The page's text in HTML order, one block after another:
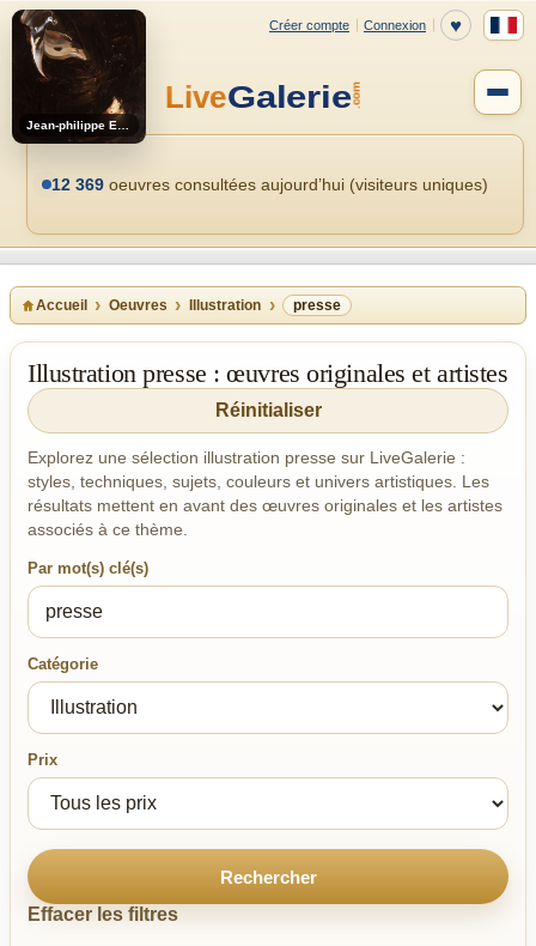
Jean-philippe Estebenet
12 369 oeuvres consultées aujourd’hui (visiteurs uniques)
Accueil Oeuvres Illustration presse
Illustration presse : œuvres originales et artistes
Réinitialiser
Explorez une sélection illustration presse sur LiveGalerie :
styles, techniques, sujets, couleurs et univers artistiques. Les
résultats mettent en avant des œuvres originales et les artistes
associés à ce thème.
Par mot(s) clé(s)
Catégorie
Prix
Rechercher
Effacer les filtres